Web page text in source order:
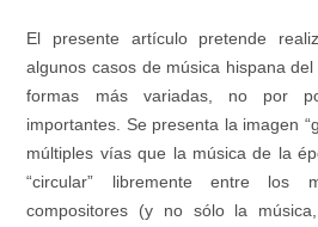
El presente artículo pretende
algunos casos de música hispana
formas más variadas, no por
importantes. Se presenta la imagen
múltiples vías que la música de la
“circular” libremente entre los
compositores (y no sólo la